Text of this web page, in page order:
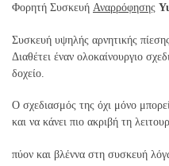
Φορητή Συσκευή Αναρρόφησης
Συσκευή υψηλής αρνητικής
Διαθέτει έναν ολοκαίνουργιο
δοχείο.
Ο σχεδιασμός της όχι μόνο
και να κάνει πιο ακριβή τη
πύον και βλέννα στη συσκευή